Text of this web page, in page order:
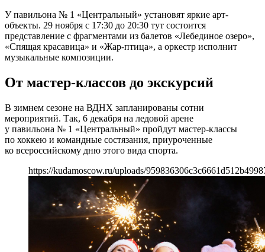
У павильона № 1 «Центральный» установят яркие арт-
объекты. 29 ноября с 17:30 до 20:30 тут состоится
представление с фрагментами из балетов «Лебединое озеро»,
«Спящая красавица» и «Жар-птица», а оркестр исполнит
музыкальные композиции.
От мастер-классов до экскурсий
В зимнем сезоне на ВДНХ запланированы сотни
мероприятий. Так, 6 декабря на ледовой арене
у павильона № 1 «Центральный» пройдут мастер-классы
по хоккею и командные состязания, приуроченные
ко всероссийскому дню этого вида спорта.
https://kudamoscow.ru/uploads/